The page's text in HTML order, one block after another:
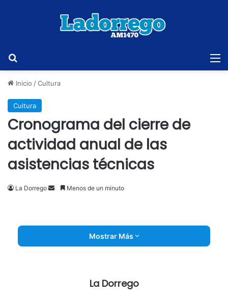
Inicio /Cultura
Cultura
Cronograma del cierre de
actividad anual de las
asistencias técnicas
La Dorrego
SendMenos de un minuto
Mostrar Más
La Dorrego